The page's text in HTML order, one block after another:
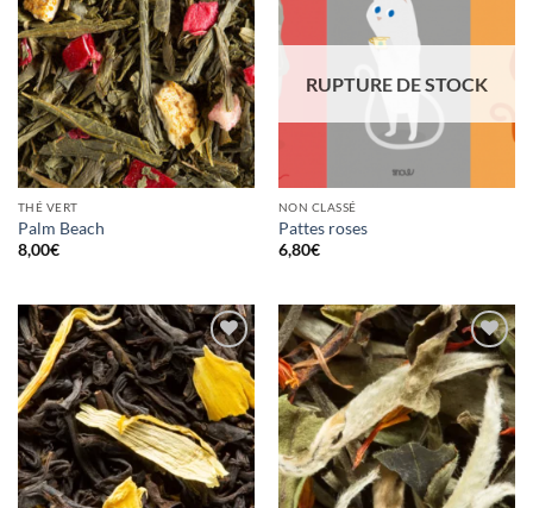
Ajouter
à la
wishlist
THÉ VERT
Palm Beach
8,00€
wishlist
RUPTURE DE STOCK
NON CLASSÉ
Pattes roses
6,80€
Ajouter
à la
wishlist
Ajouter
à la
wishlist